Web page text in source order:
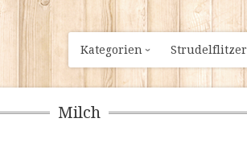
Kategorien Strudelflitzer
Milch